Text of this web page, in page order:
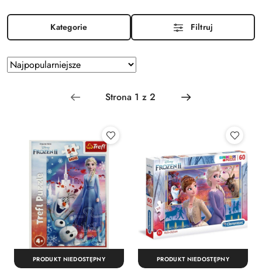
Kategorie Filtruj
Zastosowano
sortowanie:
Najpopularniejsze.
Sortuj
według
PRODUKT NIEDOSTĘPNY PRODUKT NIEDOSTĘPNY